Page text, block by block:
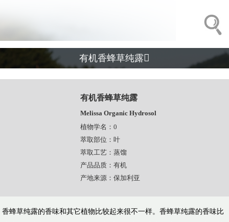
有机香蜂草纯露
有机香蜂草纯露
Melissa Organic Hydrosol
植物学名：0
萃取部位：叶
萃取工艺：蒸馏
产品品质：有机
产地来源：保加利亚
​香蜂草纯露的香味和其它植物比较起来很不一样。香蜂草纯露的香味比